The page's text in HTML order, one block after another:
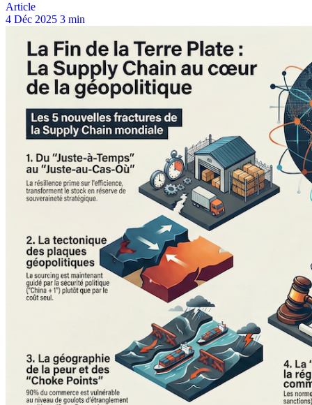
Article
4 Déc 2025 3 min